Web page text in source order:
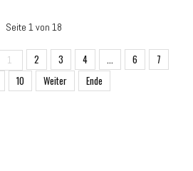
Seite 1 von 18
1 2 3 4 ... 6
7
10 Weiter Ende